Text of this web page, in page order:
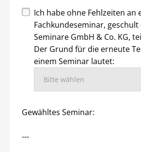
Ich habe ohne Fehlzeiten an
Fachkundeseminar, geschult
Seminare GmbH & Co. KG,
Der Grund für die erneute
einem Seminar lautet:
Gewähltes Seminar:
---